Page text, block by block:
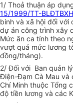
1/ Thoả thuận áp
15/1999/TT-BLĐTBXH
binh và xã hội đối với
dự án công trình xây
Mức ăn ca tính theo
vượt quá mức lương
đồng/tháng).
2/ Đối với Ban quản
Điện-Đạm Cà Mau và
Chí Minh thuộc Tổng
độ tiền lương và các